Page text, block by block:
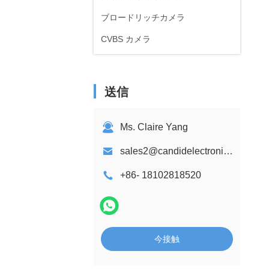
ブロードリッチカメラ
CVBS カメラ
送信
Ms. Claire Yang
sales2@candidelectronics.com
+86- 18102818520
今接触